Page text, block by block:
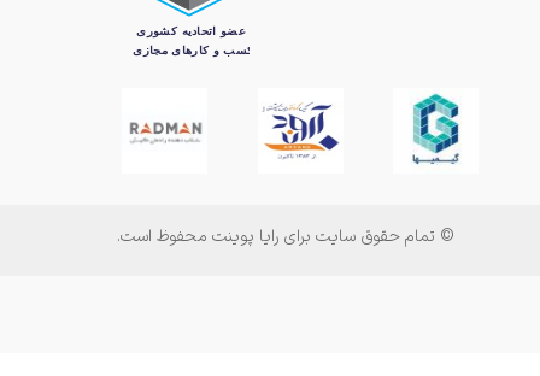
© تمام حقوق سایت برای رایا پوینت محفوظ است.